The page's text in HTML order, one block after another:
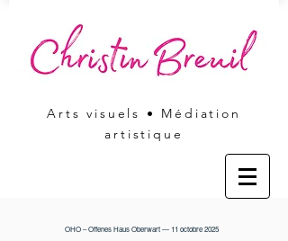
Arts visuels • Médiation
artistique
OHO – Offenes Haus Oberwart — 11 octobre 2025